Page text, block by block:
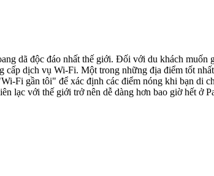
dã độc đáo nhất thế giới. Đối với du khách muốn
cấp dịch vụ Wi-Fi. Một trong những địa điểm tốt
Fi gần tôi" để xác định các điểm nóng khi bạn di
lạc với thế giới trở nên dễ dàng hơn bao giờ hết ở